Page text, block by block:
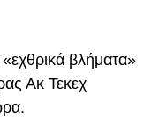
βλήματα»
Ακ Τεκεχ